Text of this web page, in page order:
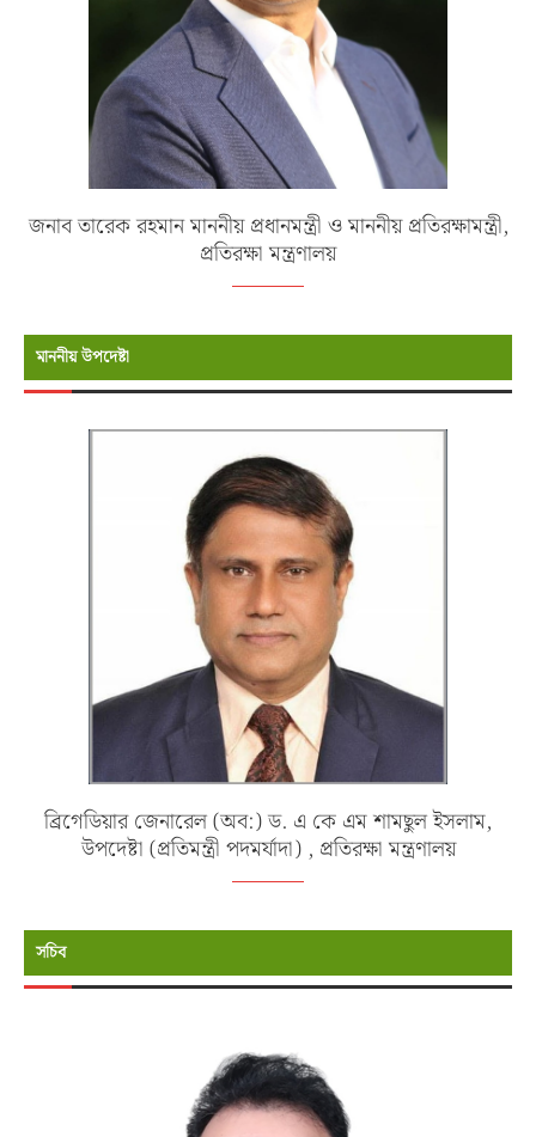
জনাব তারেক রহমান মাননীয় প্রধানমন্ত্রী ও মাননীয় প্রতিরক্ষামন্ত্রী,
প্রতিরক্ষা মন্ত্রণালয়
মাননীয় উপদেষ্টা
ব্রিগেডিয়ার জেনারেল (অব:) ড. এ কে এম শামছুল ইসলাম,
উপদেষ্টা (প্রতিমন্ত্রী পদমর্যাদা) , প্রতিরক্ষা মন্ত্রণালয়
সচিব